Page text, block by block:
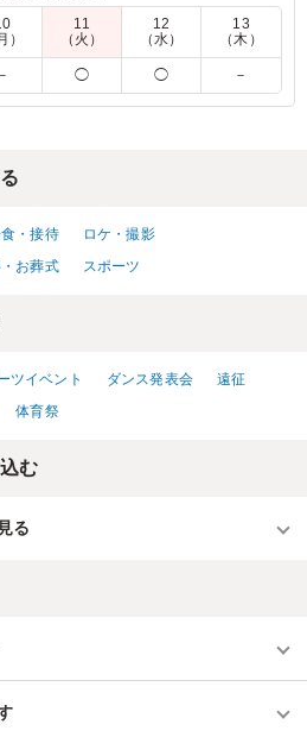
副菜）のバランスがとてもよく、
おりとても良かったです。 次回
たくなる見た目でした。 子ど
2023/12/06
）
11
（火）
12
（水）
13
（木）
－ ◯ ◯ －
・接待
ロケ・撮影
お葬式 スポーツ
ツイベント ダンス発表会
遠征
体育祭
む
る